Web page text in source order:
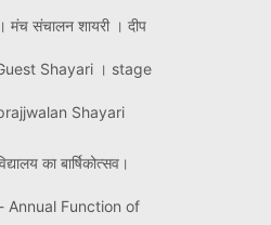
मंच संचालन शायरी । दीप
Shayari । stage
Shayari
का बार्षिकोत्सव।
Annual Function of